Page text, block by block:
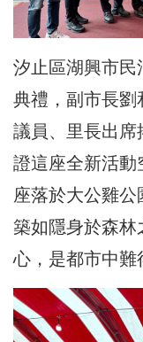
汐止區湖興市民
典禮，副市長劉
議員、里長出席
證這座全新活動
座落於大公雞公
築如隱身於森林
心，是都市中難